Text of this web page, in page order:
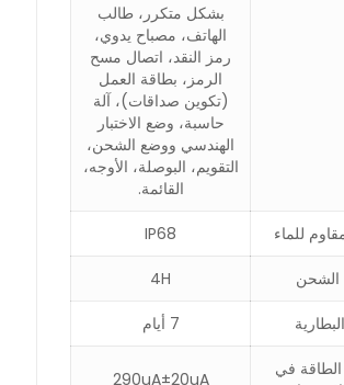
بشكل متكرر، طالب
الهاتف، مصباح يدوي،
رمز النقد، اتصال مسح
الرمز، بطاقة العمل
(تكوين صداقات)، آلة
حاسبة، وضع الاختبار
الهندسي ووضع الشحن،
التقويم، البوصلة، الأوجه،
القائمة.
للماء IP68
4H
7 أيام
في
290uA±20uA